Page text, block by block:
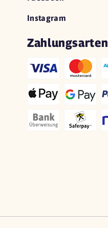
Instagram
Zahlungsarten